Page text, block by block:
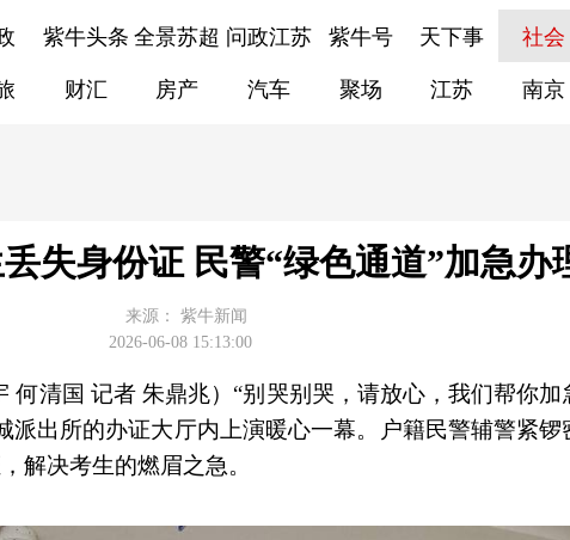
紫牛头条 全景苏超 问政江苏 紫牛号 天下事 社会
财汇 房产 汽车 聚场 江苏 南京
失身份证 民警“绿色通道”加急办
来源：
紫牛新闻
2026-06-08 15:13:00
何清国 记者 朱鼎兆）“别哭别哭，请放心，我们帮你加
派出所的办证大厅内上演暖心一幕。户籍民警辅警紧
解决考生的燃眉之急。